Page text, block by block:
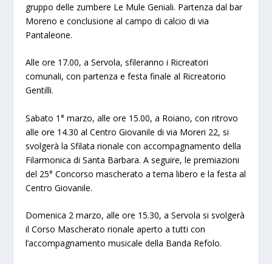
gruppo delle zumbere Le Mule Geniali. Partenza dal bar
Moreno e conclusione al campo di calcio di via
Pantaleone.
Alle ore 17.00, a Servola, sfileranno i Ricreatori
comunali, con partenza e festa finale al Ricreatorio
Gentilli.
Sabato 1° marzo, alle ore 15.00, a Roiano, con ritrovo
alle ore 14.30 al Centro Giovanile di via Moreri 22, si
svolgerà la Sfilata rionale con accompagnamento della
Filarmonica di Santa Barbara. A seguire, le premiazioni
del 25° Concorso mascherato a tema libero e la festa al
Centro Giovanile.
Domenica 2 marzo, alle ore 15.30, a Servola si svolgerà
il Corso Mascherato rionale aperto a tutti con
l’accompagnamento musicale della Banda Refolo.